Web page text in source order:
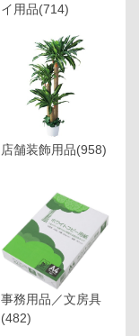
イ用品(714)
店舗装飾用品(958)
事務用品／文房具
(482)